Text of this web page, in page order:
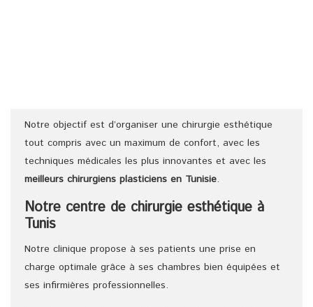
Notre objectif est d’organiser une chirurgie esthétique
tout compris avec un maximum de confort, avec les
techniques médicales les plus innovantes et avec les
meilleurs chirurgiens plasticiens en Tunisie.
Notre centre de chirurgie esthétique à
Tunis
Notre clinique propose à ses patients une prise en
charge optimale grâce à ses chambres bien équipées et
ses infirmières professionnelles.